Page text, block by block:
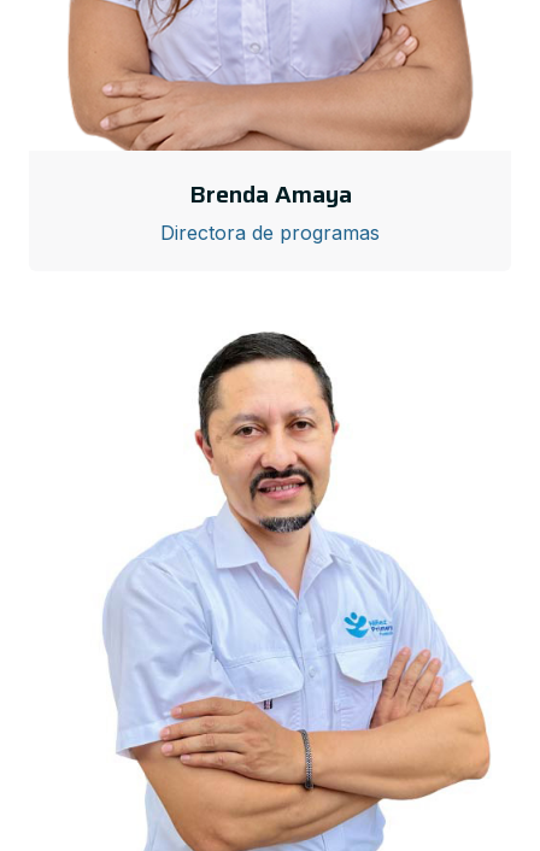
Brenda Amaya
Directora de programas